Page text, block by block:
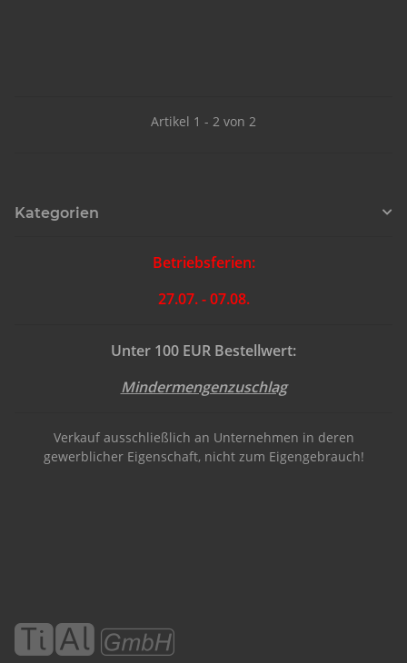
Artikel 1 - 2 von 2
Kategorien
Betriebsferien:
27.07. - 07.08.
Unter 100 EUR Bestellwert:
Mindermengenzuschlag
Verkauf ausschließlich an Unternehmen in deren
gewerblicher Eigenschaft, nicht zum Eigengebrauch!